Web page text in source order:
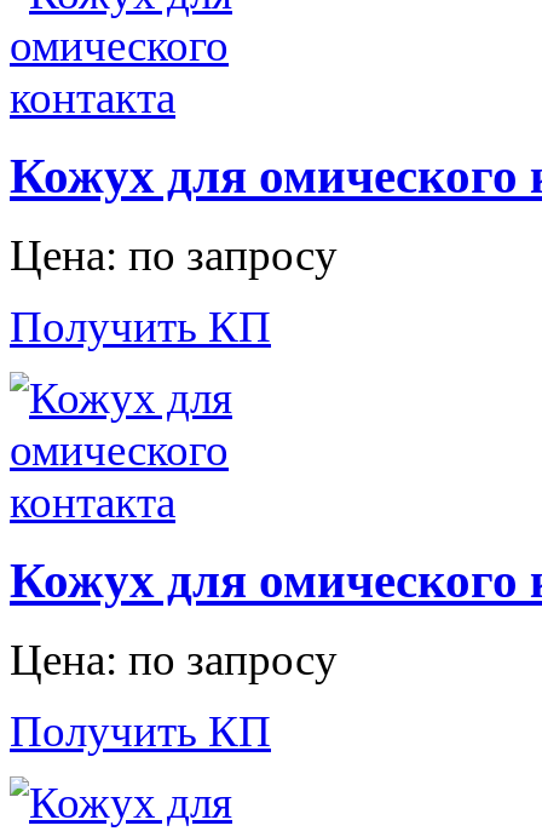
Кожух для омического
Цена: по запросу
Получить КП
Кожух для омического
Цена: по запросу
Получить КП